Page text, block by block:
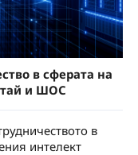
в сферата на
и ШОС
в
интелект